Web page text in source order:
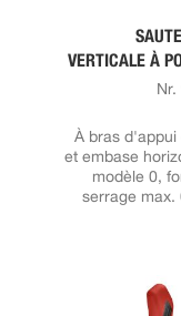
VERTICALE À
À bras d'appui
et embase
modèle 0,
serrage max.